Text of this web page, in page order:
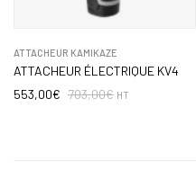
ATTACHEUR KAMIKAZE
ATTACHEUR ÉLECTRIQUE KV4
703,00€
553,00€ HT